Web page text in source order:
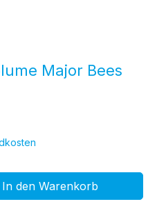
Major Bees
den
In den Warenkorb